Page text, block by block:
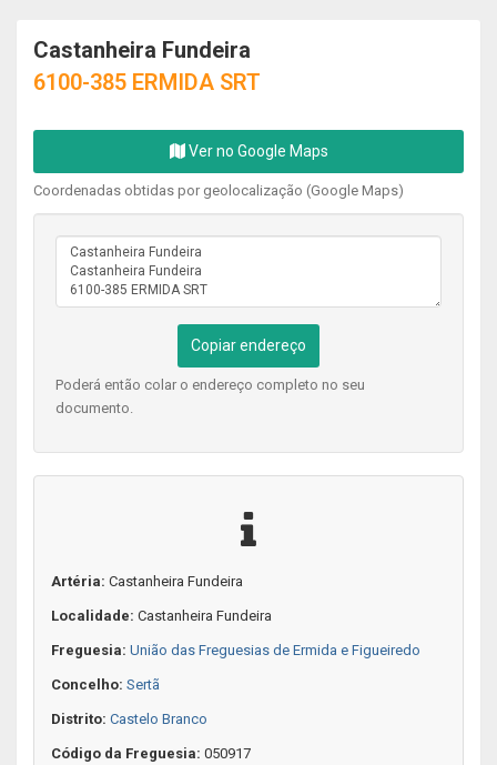
Castanheira Fundeira
6100-385 ERMIDA SRT
Ver no Google Maps
Coordenadas obtidas por geolocalização (Google Maps)
Copiar endereço
Poderá então colar o endereço completo no seu
documento.
Artéria: Castanheira Fundeira
Localidade: Castanheira Fundeira
Freguesia: União das Freguesias de Ermida e Figueiredo
Concelho: Sertã
Distrito: Castelo Branco
Código da Freguesia: 050917